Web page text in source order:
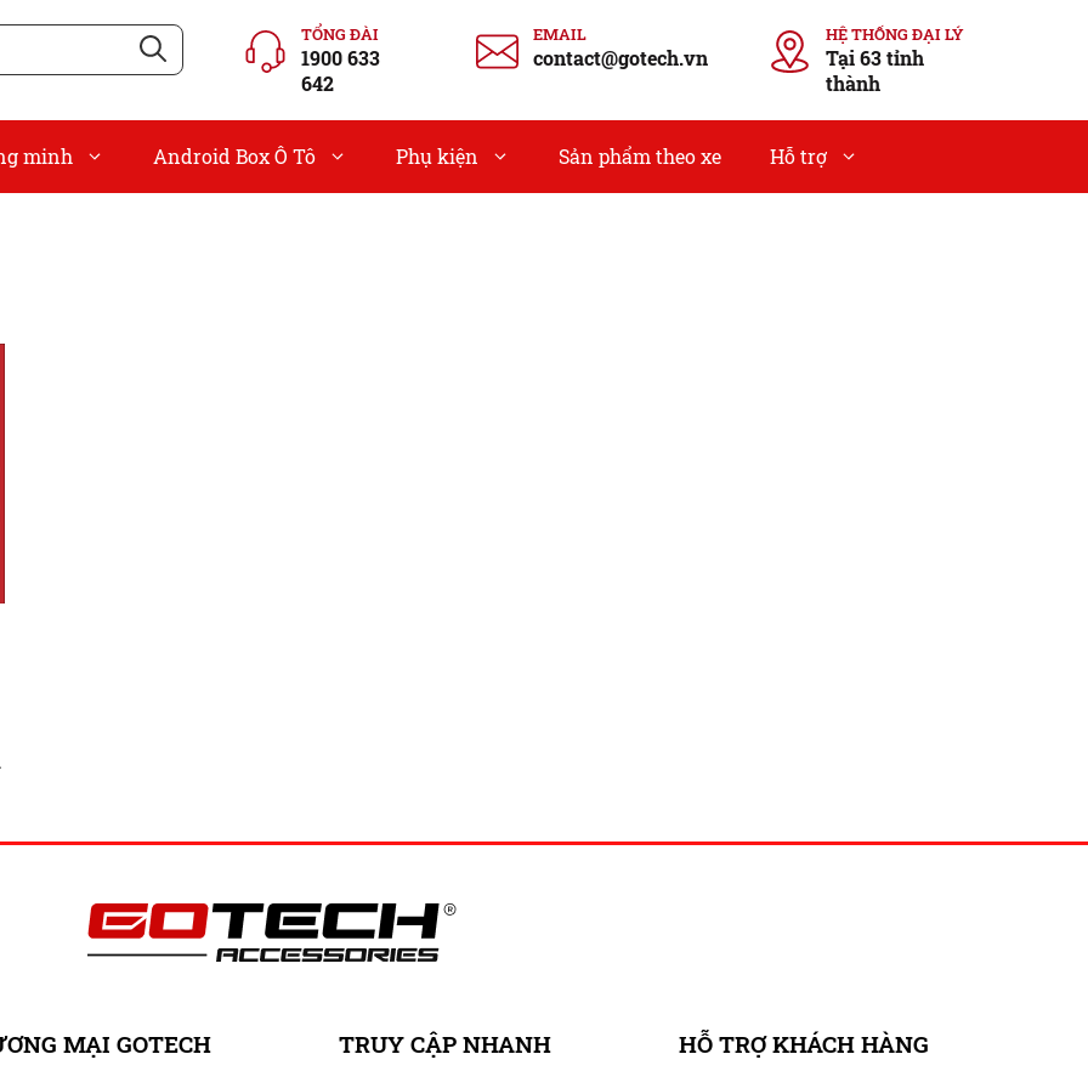
TỔNG ĐÀI
1900 633
642
EMAIL
contact@gotech.vn
HỆ THỐNG ĐẠI LÝ
Tại 63 tỉnh
thành
minh Android Box Ô Tô Phụ kiện Sản phẩm theo xe Hỗ trợ
MẠI GOTECH TRUY CẬP NHANH HỖ TRỢ KHÁCH HÀNG